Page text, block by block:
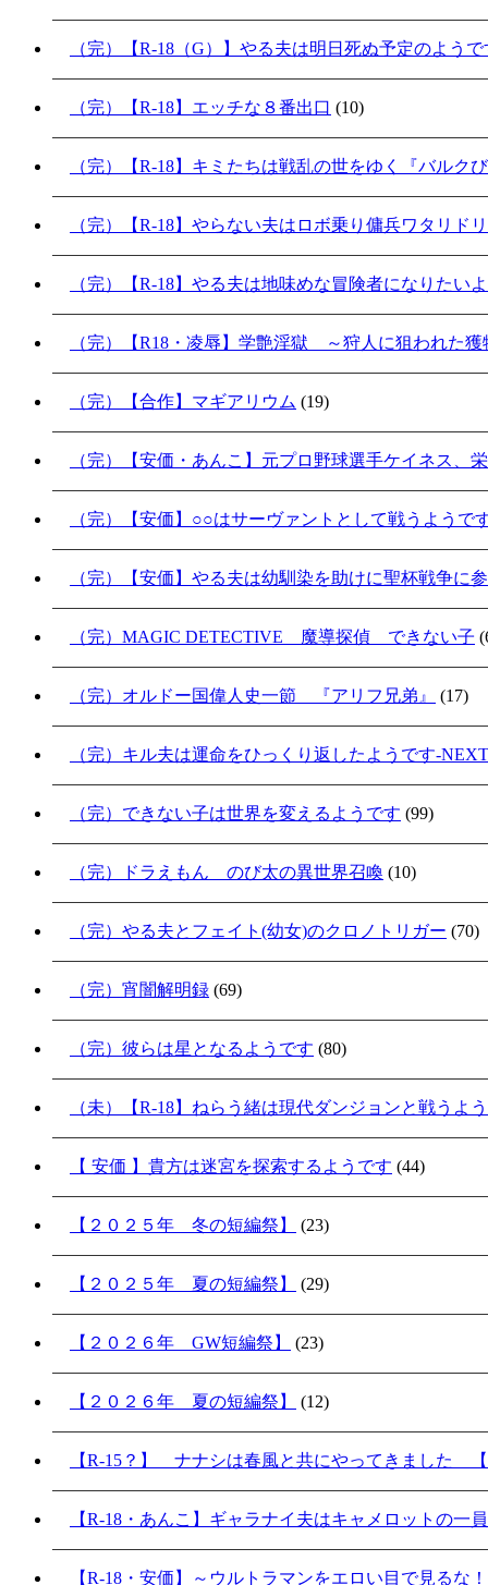
（完）【R-18（G）】やる夫は明日死ぬ予定のよう
（完）【R-18】エッチな８番出口 (10)
（完）【R-18】キミたちは戦乱の世をゆく『バルク
（完）【R-18】やらない夫はロボ乗り傭兵ワタリド
（完）【R-18】やる夫は地味めな冒険者になりたい
（完）【R18・凌辱】学艶淫獄 ～狩人に狙われた獲
（完）【合作】マギアリウム (19)
（完）【安価・あんこ】元プロ野球選手ケイネス、
（完）【安価】○○はサーヴァントとして戦うようで
（完）【安価】やる夫は幼馴染を助けに聖杯戦争に
（完）MAGIC DETECTIVE 魔導探偵 できない子
（完）オルドー国偉人史一節 『アリフ兄弟』 (17)
（完）キル夫は運命をひっくり返したようです-
（完）できない子は世界を変えるようです (99)
（完）ドラえもん のび太の異世界召喚 (10)
（完）やる夫とフェイト(幼女)のクロノトリガー (70)
（完）宵闇解明録 (69)
（完）彼らは星となるようです (80)
（未）【R-18】ねらう緒は現代ダンジョンと戦うよ
【 安価 】貴方は迷宮を探索するようです (44)
【２０２５年 冬の短編祭】 (23)
【２０２５年 夏の短編祭】 (29)
【２０２６年 GW短編祭】 (23)
【２０２６年 夏の短編祭】 (12)
【R-15？】 ナナシは春風と共にやってきました
【R-18・あんこ】ギャラナイ夫はキャメロットの一
【R-18・安価】～ウルトラマンをエロい目で見るな